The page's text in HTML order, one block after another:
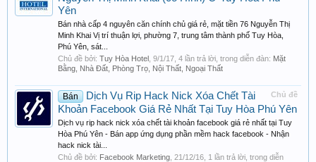
Yên
Bán nhà cấp 4 nguyên căn chính chủ giá rẻ, mặt tiền 76 Nguyễn Thị
Minh Khai Vị trí thuận lợi, phường 7, trung tâm thành phố Tuy Hòa,
Phú Yên, sát...
Chủ đề bởi: Tuy Hòa Hotel 9/1/17 , 4 lần trả lời, trong diễn đàn: Mặt
Bằng, Nhà Đất, Phòng Trọ, Nội Thất, Ngoại Thất
Chủ đề
Bán
Dịch Vụ Rip Hack Nick Xóa Chết Tài
Khoản Facebook Giá Rẻ Nhất Tại Tuy Hòa Phú Yên
Dịch vụ rip hack nick xóa chết tài khoản facebook giá rẻ nhất tại Tuy
Hòa Phú Yên - Bán app ứng dụng phần mềm hack facebook - Nhận
hack nick tài...
Chủ đề bởi: Facebook Marketing 21/12/16 , 1 lần trả lời, trong diễn